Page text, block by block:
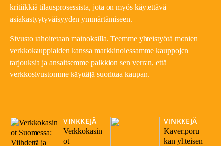
kritiikkiä tilausprosessista, jota on myös käytettävä
asiakastyytyväisyyden ymmärtämiseen.
Sivusto rahoitetaan mainoksilla. Teemme yhteistyötä monien
verkkokauppiaiden kanssa markkinoiessamme kauppojen
tarjouksia ja ansaitsemme palkkion sen verran, että
verkkosivustomme käyttäjä suorittaa kaupan.
VINKKEJÄ
Verkkokasin
ot
VINKKEJÄ
Kaveriporu
kan yhteisen